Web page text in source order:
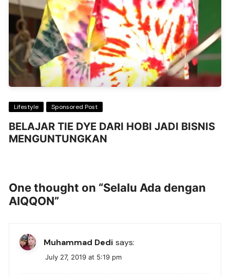
Lifestyle Sponsored Post
BELAJAR TIE DYE DARI HOBI JADI BISNIS
MENGUNTUNGKAN
One thought on “Selalu Ada dengan
AIQQON”
Muhammad Dedi says:
July 27, 2019 at 5:19 pm